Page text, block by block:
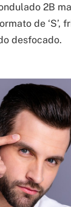
2B
de ‘S’,
desfocado.